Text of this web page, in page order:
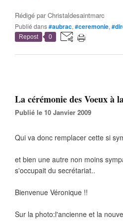
Rédigé parChristaldesaintmarc
Publié dans#aubrac, #ceremonie,
Repost 0
La cérémonie des Voeux à
Publié le 10 Janvier 2009
Qui va donc remplacer cette si
et bien une autre non moins
s'occupait du secrétariat..
Bienvenue Véronique !!
Sur la photo:l'ancienne et la